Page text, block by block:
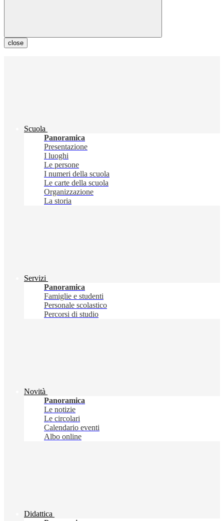
close
Scuola
Panoramica
Presentazione
I luoghi
Le persone
I numeri della scuola
Le carte della scuola
Organizzazione
La storia
Servizi
Panoramica
Famiglie e studenti
Personale scolastico
Percorsi di studio
Novità
Panoramica
Le notizie
Le circolari
Calendario eventi
Albo online
Didattica